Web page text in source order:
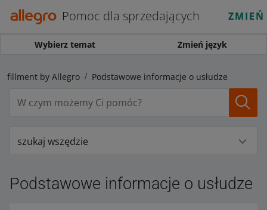
Pomoc dla sprzedających
Wybierz temat Zmień język
by Allegro Podstawowe informacje o usłudze
szukaj wszędzie
Podstawowe informacje o usłudze